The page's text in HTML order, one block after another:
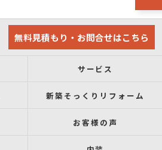
無料見積もり・お問合せはこちら
サービス
新築そっくりリフォーム
お客様の声